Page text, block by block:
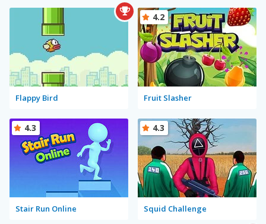
Flappy Bird Fruit Slasher
4.2
Stair Run Online
4.3
Squid Challenge
4.3